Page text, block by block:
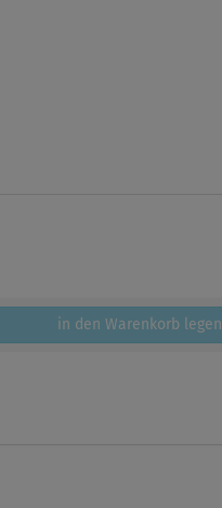
in den Warenkorb legen